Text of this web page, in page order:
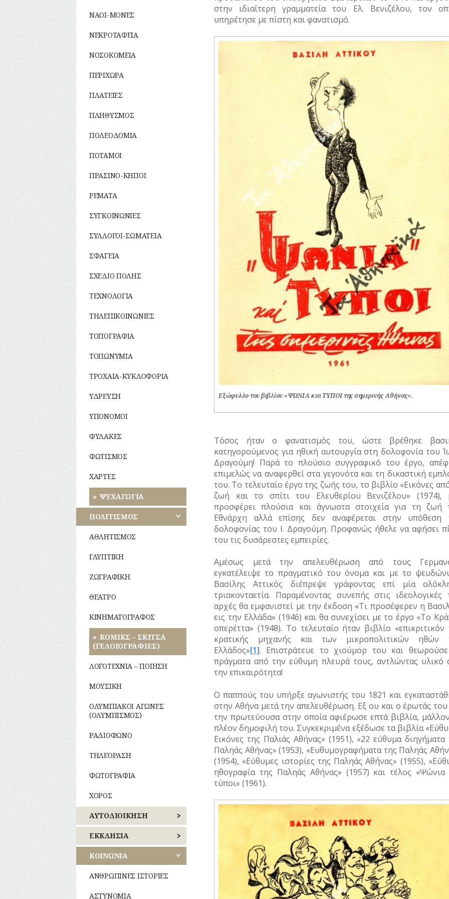
ΣΥΛΛΟΓΟΙ-
ΣΩΜΑΤΕΙΑ
ΣΦΑΓΕΙΑ
ΣΧΕΔΙΟ ΠΟΛΗΣ
ΤΕΧΝΟΛΟΓΙΑ
ΤΗΛΕΠΙΚΟΙΝΩΝΙΕΣ
ΤΟΠΩΝΥΜΙΑ
ΚΥΚΛΟΦΟΡΙΑ
ΥΔΡΕΥΣΗ
ΥΠΟΝΟΜΟΙ
ΦΥΛΑΚΕΣ
ΦΩΤΙΣΜΟΣ
ΧΑΡΤΕΣ
ΝΑΟΙ-ΜΟΝΕΣ
ΝΕΚΡΟΤΑΦΕΙΑ
ΝΟΣΟΚΟΜΕΙΑ
ΠΕΡΙΧΩΡΑ
ΠΛΑΤΕΙΕΣ
ΠΛΗΘΥΣΜΟΣ
ΠΟΛΕΟΔΟΜΙΑ
ΠΟΤΑΜΟΙ
ΠΡΑΣΙΝΟ-ΚΗΠΟΙ
ΡΕΜΑΤΑ
ΣΥΓΚΟΙΝΩΝΙΕΣ
ΣΥΛΛΟΓΟΙ-ΣΩΜΑΤΕΙΑ
ΣΦΑΓΕΙΑ
ΣΧΕΔΙΟ ΠΟΛΗΣ
ΤΕΧΝΟΛΟΓΙΑ
ΤΗΛΕΠΙΚΟΙΝΩΝΙΕΣ
ΤΟΠΟΓΡΑΦΙΑ
ΤΟΠΩΝΥΜΙΑ
ΤΡΟΧΑΙΑ-ΚΥΚΛΟΦΟΡΙΑ
ΥΔΡΕΥΣΗ
ΥΠΟΝΟΜΟΙ
ΦΥΛΑΚΕΣ
ΦΩΤΙΣΜΟΣ
ΧΑΡΤΕΣ
ΨΥΧΑΓΩΓΙΑ
ΠΟΛΙΤΙΣΜΟΣ
ΑΘΛΗΤΙΣΜΟΣ
ΓΛΥΠΤΙΚΗ
ΖΩΓΡΑΦΙΚΗ
ΘΕΑΤΡΟ
ΚΙΝΗΜΑΤΟΓΡΑΦΟΣ
ΚΟΜΙΚΣ – ΣΚΙΤΣΑ
(ΓΕΛΟΙΟΓΡΑΦΙΕΣ)
ΛΟΓΟΤΕΧΝΙΑ – ΠΟΙΗΣΗ
ΜΟΥΣΙΚΗ
ΟΛΥΜΠΙΑΚΟΙ ΑΓΩΝΕΣ
(ΟΛΥΜΠΙΣΜΟΣ)
ΡΑΔΙΟΦΩΝΟ
ΤΗΛΕΟΡΑΣΗ
ΦΩΤΟΓΡΑΦΙΑ
ΧΟΡΟΣ
ΑΥΤΟΔΙΟΙΚΗΣΗ
ΚΕΝΤΡΙΚΟΣ
ΤΟΜΕΑΣ
ΑΘΗΝΩΝ
ΝΟΤΙΟΣ
ΑΘΗΝΩΝ
ΕΚΚΛΗΣΙΑ
ΝΑΟΙ
–
ΜΟΝΕΣ
ΕΝΟΡΙΕΣ
ΚΟΙΝΩΝΙΑ
ΑΝΘΡΩΠΙΝΕΣ ΙΣΤΟΡΙΕΣ
ΑΣΤΥΝΟΜΙΑ
στην ιδιαίτερη γραμματεία του Ελ. Βενιζέλου, τον
υπηρέτησε με πίστη και φανατισμό.
Εξώφυλλο του βιβλίου «ΨΩΝΙΑ και ΤΥΠΟΙ της σημερινής Αθήνας».
Τόσος ήταν ο φανατισμός του, ώστε βρέθηκε
κατηγορούμενος για ηθική αυτουργία στη δολοφονία του
Δραγούμη! Παρά το πλούσιο συγγραφικό του έργο,
επιμελώς να αναφερθεί στα γεγονότα και τη δικαστική
του. Το τελευταίο έργο της ζωής του, το βιβλίο «Εικόνες
ζωή και το σπίτι του Ελευθερίου Βενιζέλου» (1974),
προσφέρει πλούσια και άγνωστα στοιχεία για τη ζωή
Εθνάρχη αλλά επίσης δεν αναφέρεται στην υπόθεση
δολοφονίας του Ι. Δραγούμη. Προφανώς ήθελε να αφήσει
του τις δυσάρεστες εμπειρίες.
Αμέσως μετά την απελευθέρωση από τους
εγκατέλειψε το πραγματικό του όνομα και με το
Βασίλης Αττικός διέπρεψε γράφοντας επί μία
τριακονταετία. Παραμένοντας συνεπής στις ιδεολογικές
αρχές θα εμφανιστεί με την έκδοση «Τι προσέφερεν η
εις την Ελλάδα» (1946) και θα συνεχίσει με το έργο «Το
οπερέττα» (1948). Το τελευταίο ήταν βιβλίο «επικριτικόν
κρατικής μηχανής και των μικροπολιτικών ηθών
Ελλάδος»[1]. Επιστράτευε το χιούμορ του και
πράγματα από την εύθυμη πλευρά τους, αντλώντας υλικό
την επικαιρότητα!
Ο παππούς του υπήρξε αγωνιστής του 1821 και
στην Αθήνα μετά την απελευθέρωση. Εξ ου και ο έρωτάς του
την πρωτεύουσα στην οποία αφιέρωσε επτά βιβλία,
πλέον δημοφιλή του. Συγκεκριμένα εξέδωσε τα βιβλία
Εικόνες της Παλιάς Αθήνας» (1951), «22 εύθυμα διηγήματα
Παληάς Αθήνας» (1953), «Ευθυμογραφήματα της Παληάς
(1954), «Εύθυμες ιστορίες της Παληάς Αθήνας» (1955),
ηθογραφία της Παληάς Αθήνας» (1957) και τέλος «Ψώνια
τύποι» (1961).